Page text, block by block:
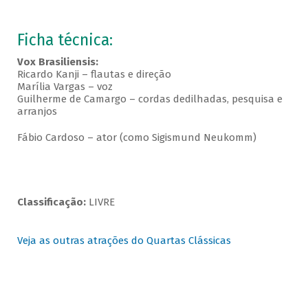
Ficha técnica:
Vox Brasiliensis:
Ricardo Kanji – flautas e direção
Marília Vargas – voz
Guilherme de Camargo – cordas dedilhadas, pesquisa e
arranjos
Fábio Cardoso – ator (como Sigismund Neukomm)
Classificação:LIVRE
Veja as outras atrações do Quartas Clássicas